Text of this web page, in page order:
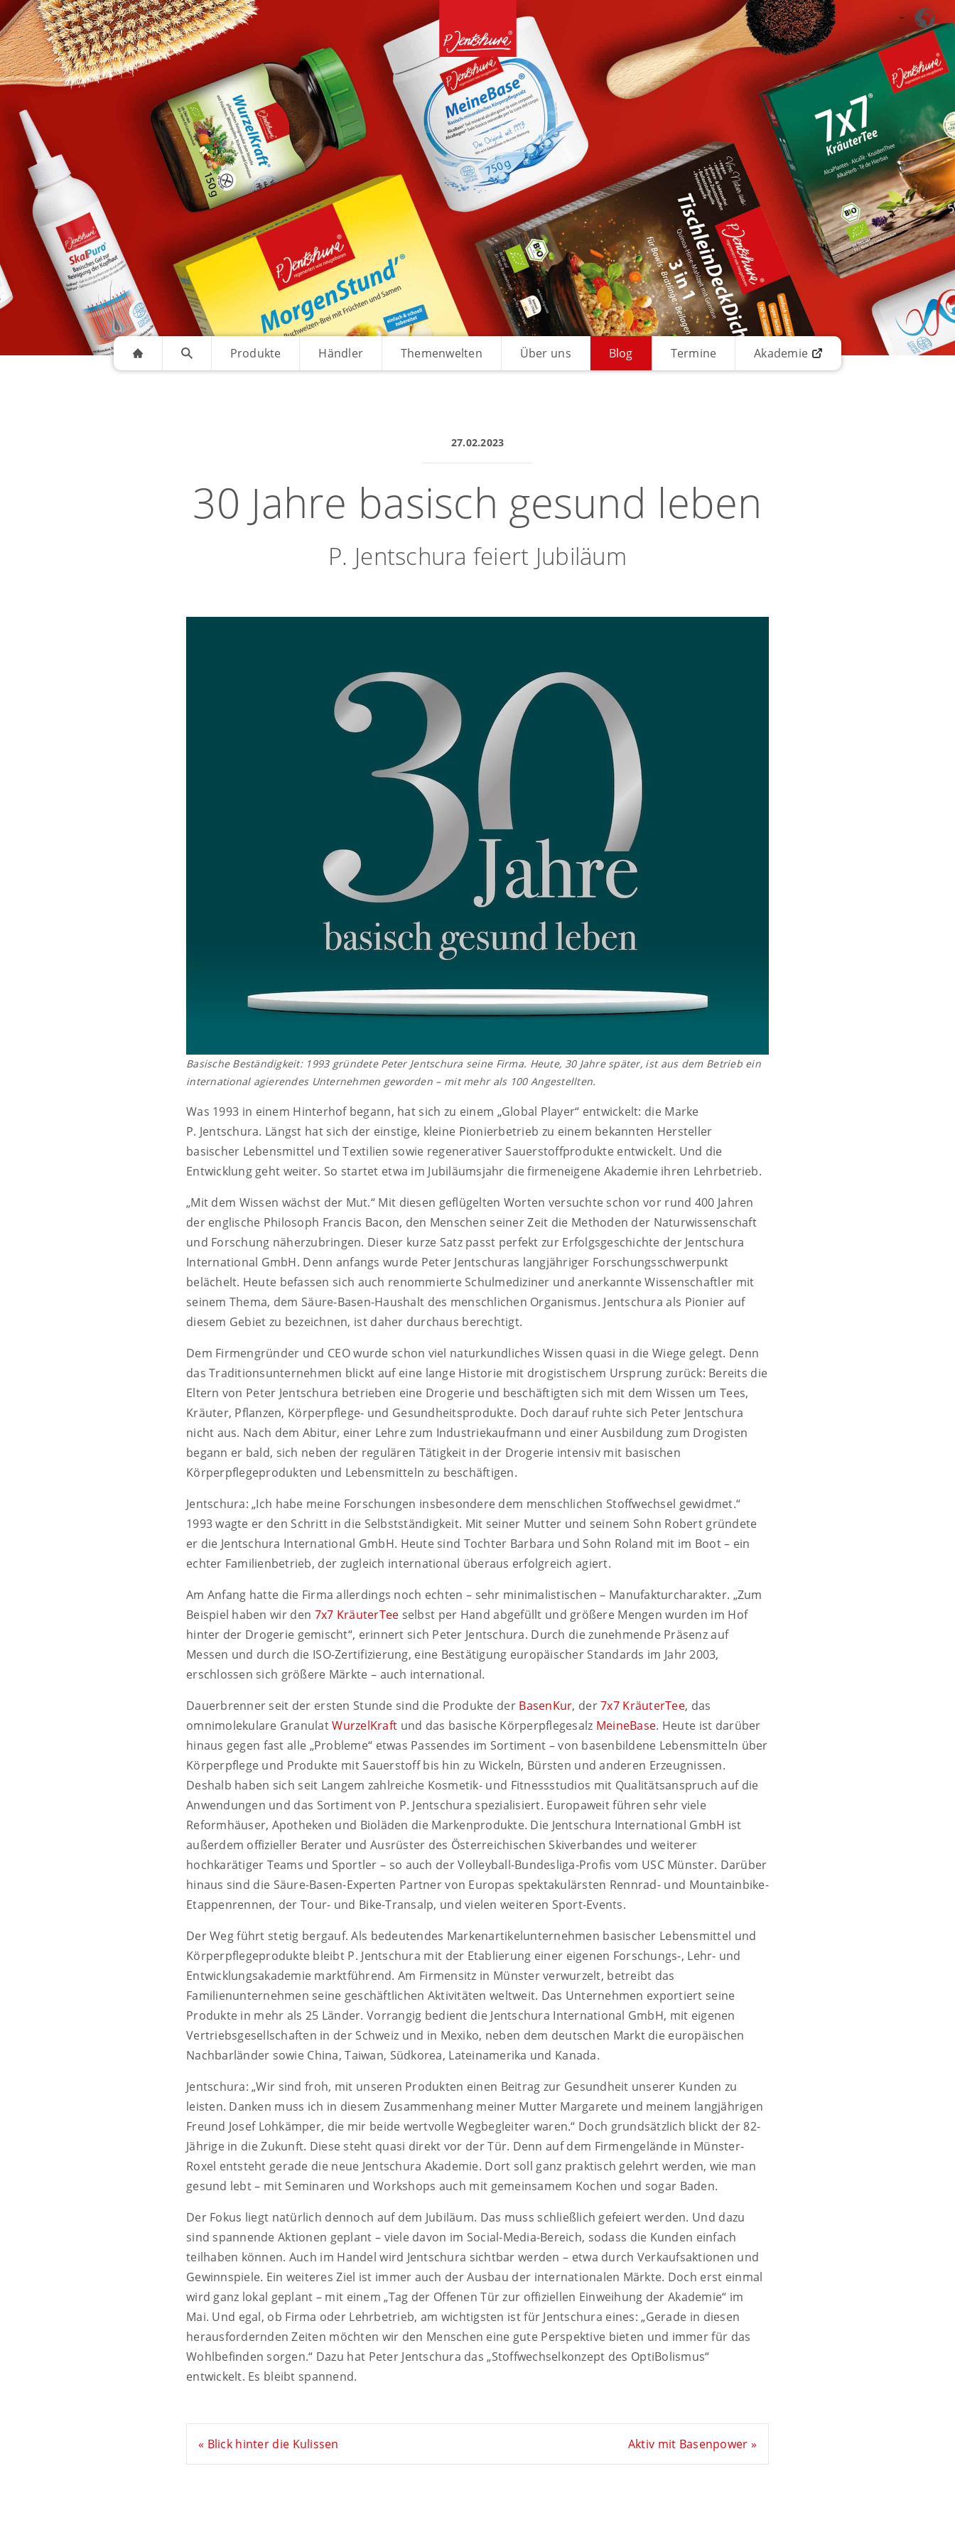
Produkte Händler Themenwelten Über uns Blog Termine Akademie
27.02.2023
30 Jahre basisch gesund leben
P. Jentschura feiert Jubiläum
Basische Beständigkeit: 1993 gründete Peter Jentschura seine Firma. Heute, 30 Jahre später, ist aus dem Betrieb ein
international agierendes Unternehmen geworden – mit mehr als 100 Angestellten.
Was 1993 in einem Hinterhof begann, hat sich zu einem „Global Player“ entwickelt: die Marke
P. Jentschura. Längst hat sich der einstige, kleine Pionierbetrieb zu einem bekannten Hersteller
basischer Lebensmittel und Textilien sowie regenerativer Sauerstoffprodukte entwickelt. Und die
Entwicklung geht weiter. So startet etwa im Jubiläumsjahr die firmeneigene Akademie ihren Lehrbetrieb.
„Mit dem Wissen wächst der Mut.“ Mit diesen geflügelten Worten versuchte schon vor rund 400 Jahren
der englische Philosoph Francis Bacon, den Menschen seiner Zeit die Methoden der Naturwissenschaft
und Forschung näherzubringen. Dieser kurze Satz passt perfekt zur Erfolgsgeschichte der Jentschura
International GmbH. Denn anfangs wurde Peter Jentschuras langjähriger Forschungsschwerpunkt
belächelt. Heute befassen sich auch renommierte Schulmediziner und anerkannte Wissenschaftler mit
seinem Thema, dem Säure-Basen-Haushalt des menschlichen Organismus. Jentschura als Pionier auf
diesem Gebiet zu bezeichnen, ist daher durchaus berechtigt.
Dem Firmengründer und CEO wurde schon viel naturkundliches Wissen quasi in die Wiege gelegt. Denn
das Traditionsunternehmen blickt auf eine lange Historie mit drogistischem Ursprung zurück: Bereits die
Eltern von Peter Jentschura betrieben eine Drogerie und beschäftigten sich mit dem Wissen um Tees,
Kräuter, Pflanzen, Körperpflege- und Gesundheitsprodukte. Doch darauf ruhte sich Peter Jentschura
nicht aus. Nach dem Abitur, einer Lehre zum Industriekaufmann und einer Ausbildung zum Drogisten
begann er bald, sich neben der regulären Tätigkeit in der Drogerie intensiv mit basischen
Körperpflegeprodukten und Lebensmitteln zu beschäftigen.
Jentschura: „Ich habe meine Forschungen insbesondere dem menschlichen Stoffwechsel gewidmet.“
1993 wagte er den Schritt in die Selbstständigkeit. Mit seiner Mutter und seinem Sohn Robert gründete
er die Jentschura International GmbH. Heute sind Tochter Barbara und Sohn Roland mit im Boot – ein
echter Familienbetrieb, der zugleich international überaus erfolgreich agiert.
Am Anfang hatte die Firma allerdings noch echten – sehr minimalistischen – Manufakturcharakter. „Zum
Beispiel haben wir den 7x7 KräuterTee selbst per Hand abgefüllt und größere Mengen wurden im Hof
hinter der Drogerie gemischt“, erinnert sich Peter Jentschura. Durch die zunehmende Präsenz auf
Messen und durch die ISO-Zertifizierung, eine Bestätigung europäischer Standards im Jahr 2003,
erschlossen sich größere Märkte – auch international.
Dauerbrenner seit der ersten Stunde sind die Produkte der BasenKur, der7x7 KräuterTee, das
omnimolekulare GranulatWurzelKraft und das basische Körperpflegesalz MeineBase. Heute ist darüber
hinaus gegen fast alle „Probleme“ etwas Passendes im Sortiment – von basenbildene Lebensmitteln über
Körperpflege und Produkte mit Sauerstoff bis hin zu Wickeln, Bürsten und anderen Erzeugnissen.
Deshalb haben sich seit Langem zahlreiche Kosmetik- und Fitnessstudios mit Qualitätsanspruch auf die
Anwendungen und das Sortiment von P. Jentschura spezialisiert. Europaweit führen sehr viele
Reformhäuser, Apotheken und Bioläden die Markenprodukte. Die Jentschura International GmbH ist
außerdem offizieller Berater und Ausrüster des Österreichischen Skiverbandes und weiterer
hochkarätiger Teams und Sportler – so auch der Volleyball-Bundesliga-Profis vom USC Münster. Darüber
hinaus sind die Säure-Basen-Experten Partner von Europas spektakulärsten Rennrad- und Mountainbike-
Etappenrennen, der Tour- und Bike-Transalp, und vielen weiteren Sport-Events.
Der Weg führt stetig bergauf. Als bedeutendes Markenartikelunternehmen basischer Lebensmittel und
Körperpflegeprodukte bleibt P. Jentschura mit der Etablierung einer eigenen Forschungs-, Lehr- und
Entwicklungsakademie marktführend. Am Firmensitz in Münster verwurzelt, betreibt das
Familienunternehmen seine geschäftlichen Aktivitäten weltweit. Das Unternehmen exportiert seine
Produkte in mehr als 25 Länder. Vorrangig bedient die Jentschura International GmbH, mit eigenen
Vertriebsgesellschaften in der Schweiz und in Mexiko, neben dem deutschen Markt die europäischen
Nachbarländer sowie China, Taiwan, Südkorea, Lateinamerika und Kanada.
Jentschura: „Wir sind froh, mit unseren Produkten einen Beitrag zur Gesundheit unserer Kunden zu
leisten. Danken muss ich in diesem Zusammenhang meiner Mutter Margarete und meinem langjährigen
Freund Josef Lohkämper, die mir beide wertvolle Wegbegleiter waren.“ Doch grundsätzlich blickt der 82-
Jährige in die Zukunft. Diese steht quasi direkt vor der Tür. Denn auf dem Firmengelände in Münster-
Roxel entsteht gerade die neue Jentschura Akademie. Dort soll ganz praktisch gelehrt werden, wie man
gesund lebt – mit Seminaren und Workshops auch mit gemeinsamem Kochen und sogar Baden.
Der Fokus liegt natürlich dennoch auf dem Jubiläum. Das muss schließlich gefeiert werden. Und dazu
sind spannende Aktionen geplant – viele davon im Social-Media-Bereich, sodass die Kunden einfach
teilhaben können. Auch im Handel wird Jentschura sichtbar werden – etwa durch Verkaufsaktionen und
Gewinnspiele. Ein weiteres Ziel ist immer auch der Ausbau der internationalen Märkte. Doch erst einmal
wird ganz lokal geplant – mit einem „Tag der Offenen Tür zur offiziellen Einweihung der Akademie“ im
Mai. Und egal, ob Firma oder Lehrbetrieb, am wichtigsten ist für Jentschura eines: „Gerade in diesen
herausfordernden Zeiten möchten wir den Menschen eine gute Perspektive bieten und immer für das
Wohlbefinden sorgen.“ Dazu hat Peter Jentschura das „Stoffwechselkonzept des OptiBolismus“
entwickelt. Es bleibt spannend.
« Blick hinter die Kulissen Aktiv mit Basenpower »